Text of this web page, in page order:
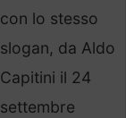
con lo stesso
slogan, da Aldo
Capitini il 24
settembre